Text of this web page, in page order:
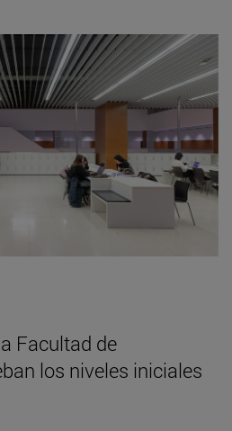
Facultad de
los niveles iniciales